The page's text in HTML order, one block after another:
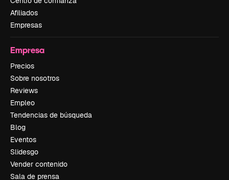
Afiliados
Empresas
Empresa
Precios
Sobre nosotros
Reviews
Empleo
Tendencias de búsqueda
Blog
Eventos
Slidesgo
Vender contenido
Sala de prensa